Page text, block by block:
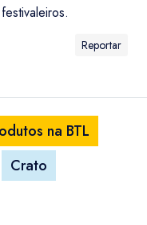
Reportar
na BTL
Crato